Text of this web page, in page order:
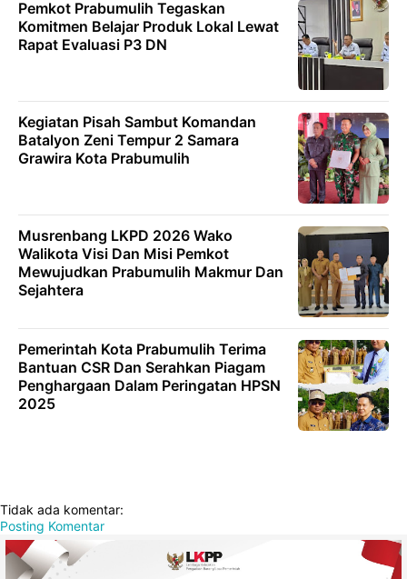
Pemkot Prabumulih Tegaskan
Komitmen Belajar Produk Lokal Lewat
Rapat Evaluasi P3 DN
Kegiatan Pisah Sambut Komandan
Batalyon Zeni Tempur 2 Samara
Grawira Kota Prabumulih
Musrenbang LKPD 2026 Wako
Walikota Visi Dan Misi Pemkot
Mewujudkan Prabumulih Makmur Dan
Sejahtera
Pemerintah Kota Prabumulih Terima
Bantuan CSR Dan Serahkan Piagam
Penghargaan Dalam Peringatan HPSN
2025
Tidak ada komentar:
Posting Komentar